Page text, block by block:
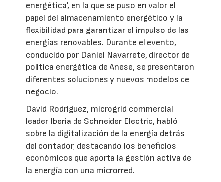
energética', en la que se puso en valor el
papel del almacenamiento energético y la
flexibilidad para garantizar el impulso de las
energías renovables. Durante el evento,
conducido por Daniel Navarrete, director de
política energética de Anese, se presentaron
diferentes soluciones y nuevos modelos de
negocio.
David Rodríguez, microgrid commercial
leader Iberia de Schneider Electric, habló
sobre la digitalización de la energía detrás
del contador, destacando los beneficios
económicos que aporta la gestión activa de
la energía con una microrred.